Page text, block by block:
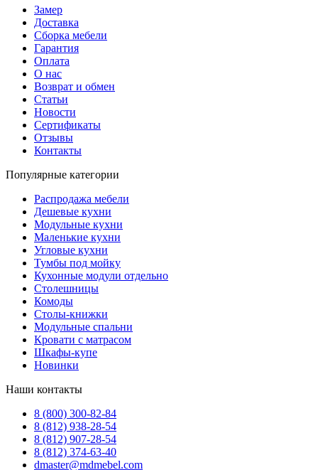
Замер
Доставка
Сборка мебели
Гарантия
Оплата
О нас
Возврат и обмен
Статьи
Новости
Сертификаты
Отзывы
Контакты
Популярные категории
Распродажа мебели
Дешевые кухни
Модульные кухни
Маленькие кухни
Угловые кухни
Тумбы под мойку
Кухонные модули отдельно
Столешницы
Комоды
Столы-книжки
Модульные спальни
Кровати с матрасом
Шкафы-купе
Новинки
Наши контакты
8 (800) 300-82-84
8 (812) 938-28-54
8 (812) 907-28-54
8 (812) 374-63-40
dmaster@mdmebel.com